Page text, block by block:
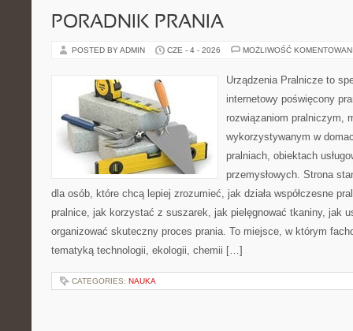
PORADNIK PRANIA
POSTED BY ADMIN CZE - 4 - 2026 MOŻLIWOŚĆ
Urządzenia Pralnicze to
internetowy poświęcony
rozwiązaniom pralniczym,
wykorzystywanym w
pralniach, obiektach
przemysłowych. Strona
dla osób, które chcą lepiej zrozumieć, jak działa współczesne
pralnice, jak korzystać z suszarek, jak pielęgnować tkaniny, jak
organizować skuteczny proces prania. To miejsce, w którym
tematyką technologii, ekologii, chemii […]
CATEGORIES: NAUKA